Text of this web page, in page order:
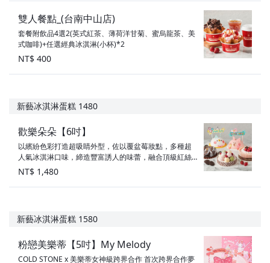
雙人餐點_(台南中山店)
套餐附飲品4選2(英式紅茶、薄荷洋甘菊、蜜烏龍茶、美
式咖啡)+任選經典冰淇淋(小杯)*2
NT$ 400
新藝冰淇淋蛋糕 1480
歡樂朵朵【6吋】
以繽紛色彩打造超吸睛外型，佐以覆盆莓妝點，多種超
人氣冰淇淋口味，締造豐富誘人的味蕾，融合頂級紅絲
絨海綿蛋糕，散發令人難以抗拒的魔力！ 6吋$1,480 ※
購買蛋糕贈一組餐盤(6入),鋼刀需另外加購 口味：香奶冰
淇淋+OREO餅乾、草莓冰淇淋+覆盆莓、芒果冰淇淋+派
NT$ 1,480
新藝冰淇淋蛋糕 1580
粉戀美樂蒂【5吋】My Melody
COLD STONE x 美樂蒂女神級跨界合作 首次跨界合作夢